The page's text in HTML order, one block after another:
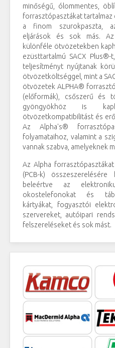
minőségű, ólommentes,
forrasztópasztákat tartalmaz
a finom szurokpaszta,
eljárások és sok más.
különféle ötvözetekben
ezüsttartalmú SACX
teljesítményt nyújtanak
ötvözetköltséggel, mint a
ötvözetek ALPHA®
(előformák), csőszerű és
gyöngyökhöz is
ötvözetkompatibilitást és
Az Alpha's®
folyamataihoz, valamint a
vannak szabva, amelyeknek
Az Alpha
(PCB-k) összeszerelésére
beleértve az
okostelefonokat és
kártyákat, fogyasztói
szervereket, autóipari
felszereléseket és sok mást.